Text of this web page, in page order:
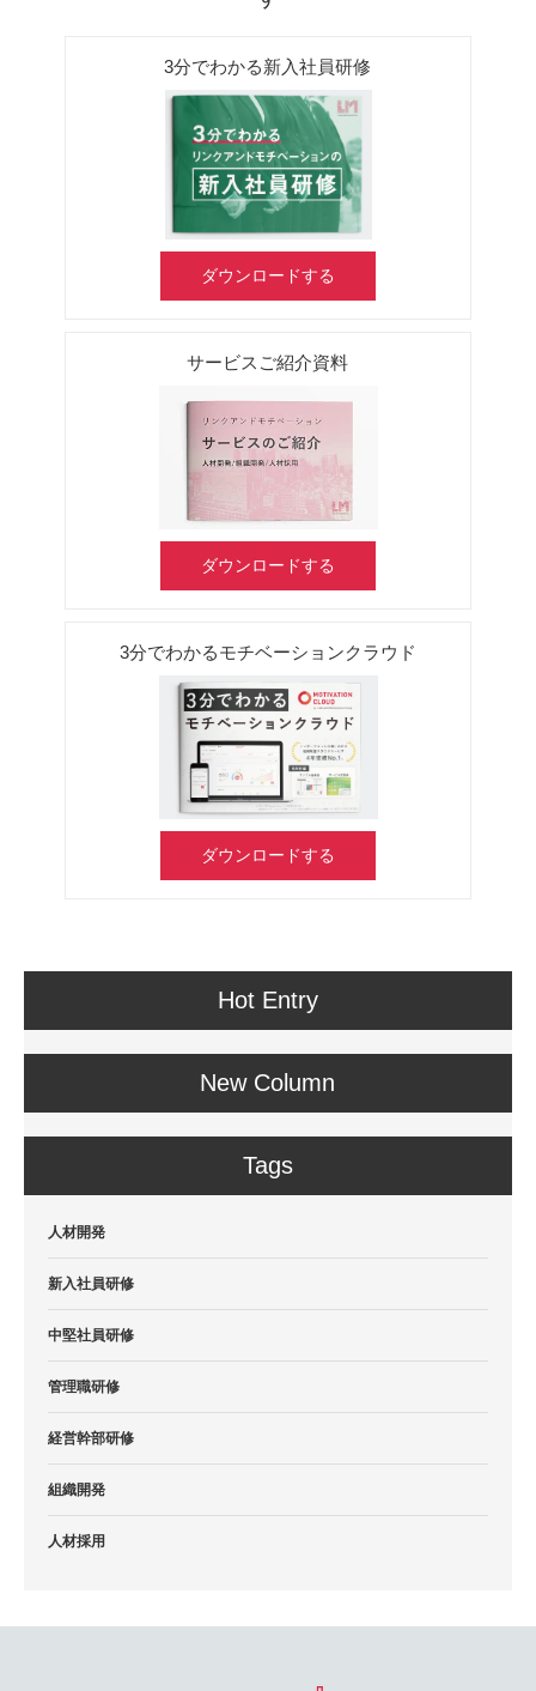
3分でわかる新入社員研修
ダウンロードする
サービスご紹介資料
ダウンロードする
3分でわかるモチベーションクラウド
ダウンロードする
Hot Entry
New Column
Tags
人材開発
新入社員研修
中堅社員研修
管理職研修
経営幹部研修
組織開発
人材採用